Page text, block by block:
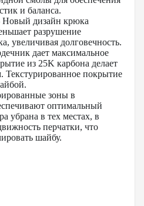
и баланса.
дизайн крюка
разрушение
увеличивая долговечность.
дает максимальное
из 25K карбона делает
покрытие
зоны в
оптимальный
убрана в тех местах, в
перчатки, что
шайбу.